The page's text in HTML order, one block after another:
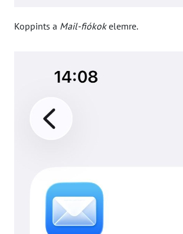
Koppints a Mail-fiókokelemre.